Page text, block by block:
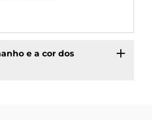
e a cor dos